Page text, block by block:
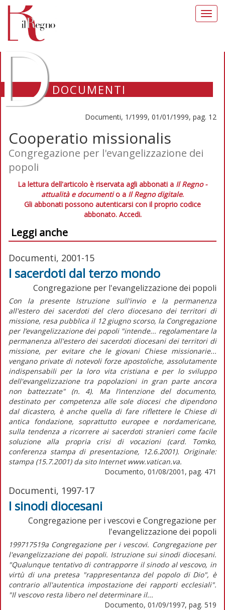
DOCUMENTI
Documenti, 1/1999, 01/01/1999, pag. 12
Cooperatio missionalis
Congregazione per l'evangelizzazione dei
popoli
La lettura dell'articolo è riservata agli abbonati a Il Regno -
attualità e documentio a Il Regno digitale.
Gli abbonati possono autenticarsi con il proprio codice
abbonato. Accedi.
Leggi anche
Documenti, 2001-15
I sacerdoti dal terzo mondo
Congregazione per l'evangelizzazione dei popoli
Con la presente Istruzione sull'invio e la permanenza
all'estero dei sacerdoti del clero diocesano dei territori di
missione, resa pubblica il 12 giugno scorso, la Congregazione
per l’evangelizzazione dei popoli "intende... regolamentare la
permanenza all'estero dei sacerdoti diocesani dei territori di
missione, per evitare che le giovani Chiese missionarie...
vengano private di notevoli forze apostoliche, assolutamente
indispensabili per la loro vita cristiana e per lo sviluppo
dell'evangelizzazione tra popolazioni in gran parte ancora
non battezzate" (n. 4). Ma l’intenzione del documento,
destinato per competenza alle sole diocesi che dipendono
dal dicastero, è anche quella di fare riflettere le Chiese di
antica fondazione, soprattutto europee e nordamericane,
sulla tendenza a ricorrere ai sacerdoti stranieri come facile
soluzione alla propria crisi di vocazioni (card. Tomko,
conferenza stampa di presentazione, 12.6.2001). Originale:
stampa (15.7.2001) da sito Internet www.vatican.va.
Documento, 01/08/2001, pag. 471
Documenti, 1997-17
I sinodi diocesani
Congregazione per i vescovi e Congregazione per
l'evangelizzazione dei popoli
199717519a Congregazione per i vescovi. Congregazione per
l'evangelizzazione dei popoli. Istruzione sui sinodi diocesani.
"Qualunque tentativo di contrapporre il sinodo al vescovo, in
virtù di una pretesa "rappresentanza del popolo di Dio", è
contrario all'autentica impostazione dei rapporti ecclesiali".
"Il vescovo resta libero nel determinare il...
Documento, 01/09/1997, pag. 519